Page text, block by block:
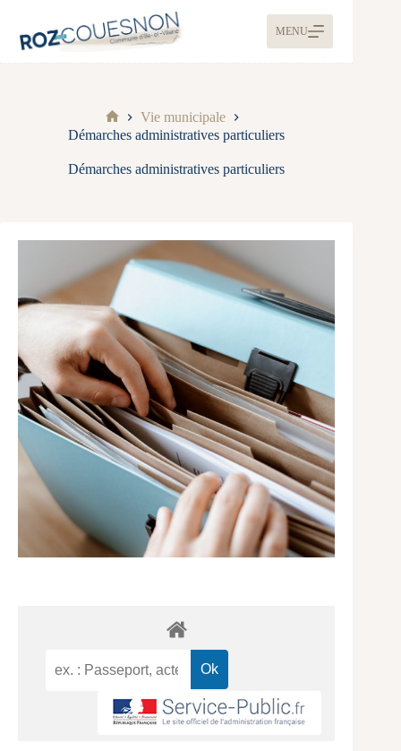
MENU
Vie municipale
Démarches administratives particuliers
Démarches administratives particuliers